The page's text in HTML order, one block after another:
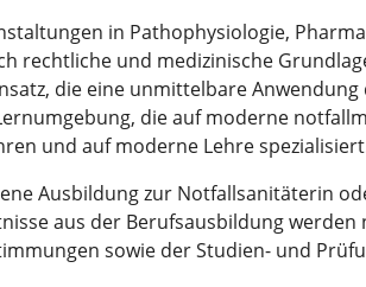
in Pathophysiologie,
rechtliche und medizinische
die eine unmittelbare
die auf moderne
und auf moderne Lehre
Ausbildung zur Notfallsanitäterin
aus der Berufsausbildung
sowie der Studien- und